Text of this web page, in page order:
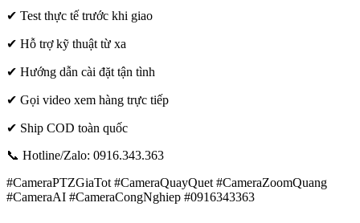
✔ Test thực tế trước khi giao
✔ Hỗ trợ kỹ thuật từ xa
✔ Hướng dẫn cài đặt tận tình
✔ Gọi video xem hàng trực tiếp
✔ Ship COD toàn quốc
📞 Hotline/Zalo: 0916.343.363
#CameraPTZGiaTot #CameraQuayQuet #CameraZoomQuang
#CameraAI #CameraCongNghiep #0916343363